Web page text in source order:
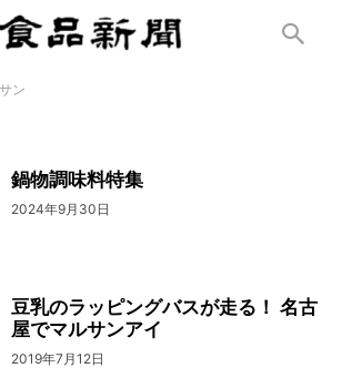
ン
鍋物調味料特集
2024年9月30日
豆乳のラッピングバスが走る！ 名古
屋でマルサンアイ
2019年7月12日